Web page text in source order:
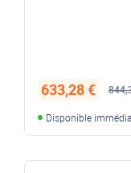
633,28 €
Disponible